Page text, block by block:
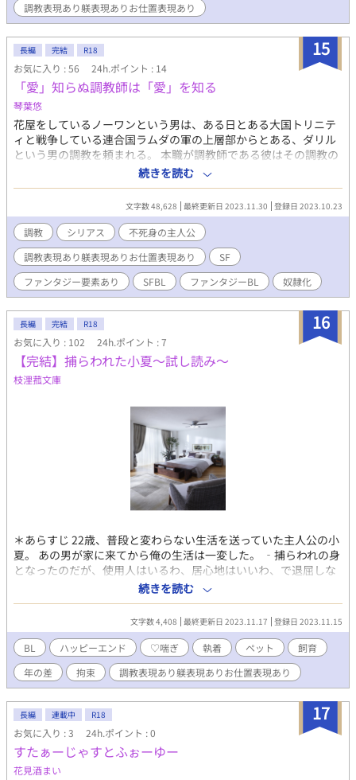
調教表現あり躾表現ありお仕置表現あり
15
長編 完結 R18
お気に入り : 56 24h.ポイント : 14
「愛」知らぬ調教師は「愛」を知る
琴葉悠
花屋をしているノーワンという男は、ある日とある大国トリニテ
ィと戦争している連合国ラムダの軍の上層部からとある、ダリル
という男の調教を頼まれる。 本職が調教師である彼はその調教の
依頼を受けようとダリルの情報を調べているとクライヴという男
に目を引かれる。 そしてクライヴの事を調べ、ノーワンは彼を自
分の物にしてよいならダリルの調教を受け入れると条件を出し、
軍の上層部はそれを飲む。 ある大規模軍事作戦の時に、クライヴ
とダリルを手中に収めたノーワンは調教を開始する──
続きを読む
文字数 48,628 最終更新日 2023.11.30 登録日 2023.10.23
調教 シリアス
不死身の主人公
調教表現あり躾表現ありお仕置表現あり
SF
ファンタジー要素あり
SFBL ファンタジーBL 奴隷化
16
長編 完結 R18
お気に入り : 102 24h.ポイント : 7
【完結】捕らわれた小夏～試し読み～
枝浬菰文庫
＊あらすじ 22歳、普段と変わらない生活を送っていた主人公の小
夏。 あの男が家に来てから俺の生活は一変した。 ‐捕らわれの身
となったのだが、使用人はいるわ、居心地はいいわ、で退屈しな
い日々を送っていた。 だが、小夏にはある重大な任務があった、
それは性接○を行えというものだった。 知らない男と体を重ね、
嫌なのに体が反応してしまい毎度「イクっ//」と声が屋敷に響く
なんとも恥ずかしい状況が続いている。 だが、主と呼ばれている
男 錦の命で小夏を捕え【ペット】と名付けられた。 この名前は捕
らえられた者がそのような名前となる。 様子を見に来た錦は小夏
を……。 続きは本編にて。 -------------*-----------------------*---------
--------------------*--------------------*---------- ★作品を書こうと思っ
たきっかけ 組織的な話を書いてみたいなって思い、監禁系？ ペ
ット系？ 性接○……などと考えこの作品にいたりました。 ・好
きだ、続きが気になると思ったら【お気に入り】一票お願いしま
す。 ※過激なシーンあり ※管理人の好きが詰まってます。 続きは
DLsiteにて頒布しています！
続きを読む
文字数 4,408 最終更新日 2023.11.17 登録日 2023.11.15
BL ハッピーエンド ♡喘ぎ 執着 ペット
飼育
年の差
拘束 調教表現あり躾表現ありお仕置表現あり
17
長編 連載中 R18
お気に入り : 3 24h.ポイント : 0
すたぁーじゃすとふぉーゆー
花見酒まい